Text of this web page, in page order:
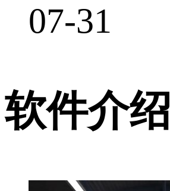
07-31
软件介绍